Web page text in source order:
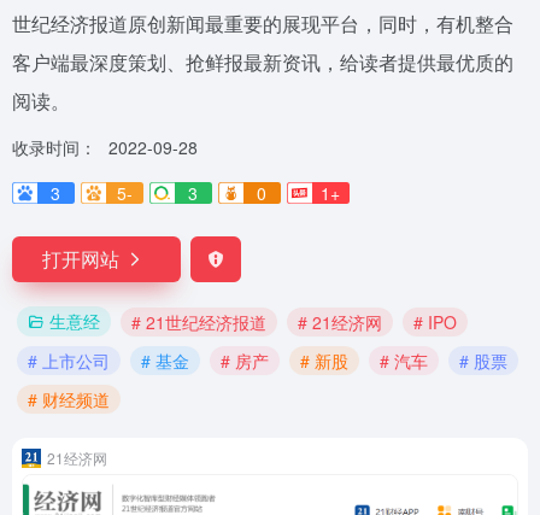
世纪经济报道原创新闻最重要的展现平台，同时，有机整合
客户端最深度策划、抢鲜报最新资讯，给读者提供最优质的
阅读。
收录时间：
2022-09-28
3
5- 3 0 1+
打开网站
生意经 # 21世纪经济报道 # 21经济网
# IPO
# 上市公司
# 基金 # 房产 # 新股 # 汽车
# 股票
# 财经频道
21经济网